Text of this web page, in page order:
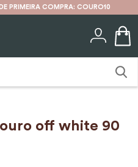
PRIMEIRA COMPRA: COURO10
off white 90